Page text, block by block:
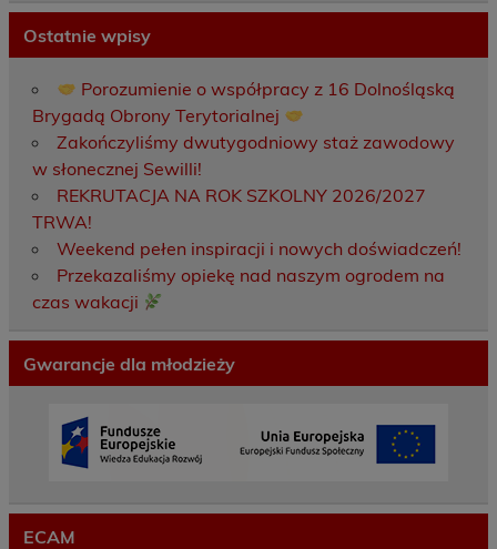
Ostatnie wpisy
Porozumienie o współpracy z 16 Dolnośląską
Brygadą Obrony Terytorialnej
Zakończyliśmy dwutygodniowy staż zawodowy
w słonecznej Sewilli!
REKRUTACJA NA ROK SZKOLNY 2026/2027
TRWA!
Weekend pełen inspiracji i nowych doświadczeń!
Przekazaliśmy opiekę nad naszym ogrodem na
czas wakacji
Gwarancje dla młodzieży
ECAM